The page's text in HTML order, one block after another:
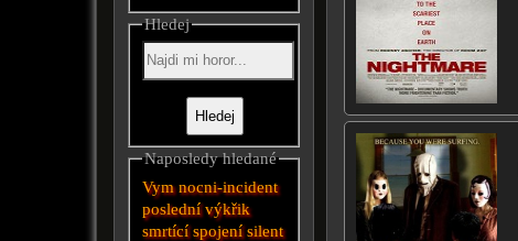
Hledej
Naposledy hledané
Vym nocni-incident
poslední výkřik
smrtící spojení silent